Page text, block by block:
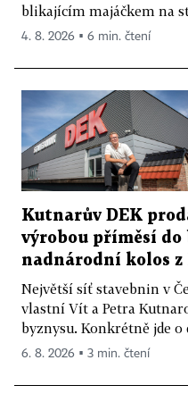
blikajícím majáčkem na
4. 8. 2026 ▪ 6 min. čtení
Kutnarův DEK
výrobou příměsí do
nadnárodní kolos z
Největší síť stavebnin v
vlastní Vít a Petra
byznysu. Konkrétně jde o
6. 8. 2026 ▪ 3 min. čtení